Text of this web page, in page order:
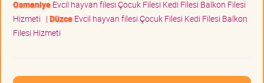
OsmaniyeEvcil hayvan filesi Çocuk Filesi Kedi Filesi Balkon Filesi
Hizmeti | DüzceEvcil hayvan filesi Çocuk Filesi Kedi Filesi Balkon
Filesi Hizmeti